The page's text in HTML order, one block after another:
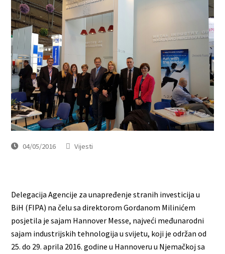
04/05/2016 Vijesti
Delegacija Agencije za unapređenje stranih investicija u
BiH (FIPA) na čelu sa direktorom Gordanom Milinićem
posjetila je sajam Hannover Messe, najveći međunarodni
sajam industrijskih tehnologija u svijetu, koji je održan od
25. do 29. aprila 2016. godine u Hannoveru u Njemačkoj sa